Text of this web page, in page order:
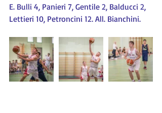
E. Bulli 4, Panieri 7, Gentile 2, Balducci 2,
Lettieri 10, Petroncini 12. All. Bianchini.